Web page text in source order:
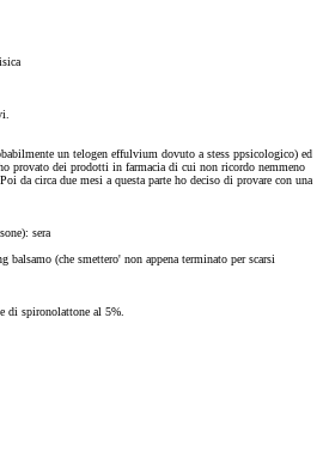
un telogen effulvium dovuto a stess ppsicologico) ed
provato dei prodotti in farmacia di cui non ricordo nemmeno
da circa due mesi a questa parte ho deciso di provare con una
sera
(che smettero' non appena terminato per scarsi
di spironolattone al 5%.